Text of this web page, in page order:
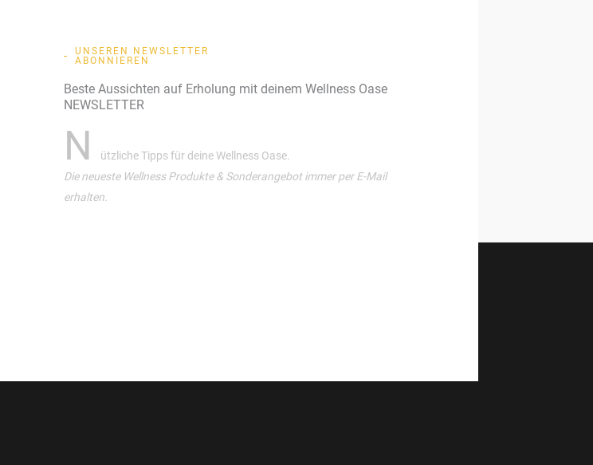
UNSEREN NEWSLETTER
ABONNIEREN
Beste Aussichten auf Erholung mit deinem Wellness Oase
NEWSLETTER
N
ützliche Tipps für deine Wellness Oase.
Die neueste Wellness Produkte & Sonderangebot immer per E-Mail
erhalten.